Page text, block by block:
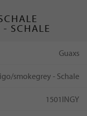
SCHALE
Guaxs
smokegrey - Schale
1501INGY